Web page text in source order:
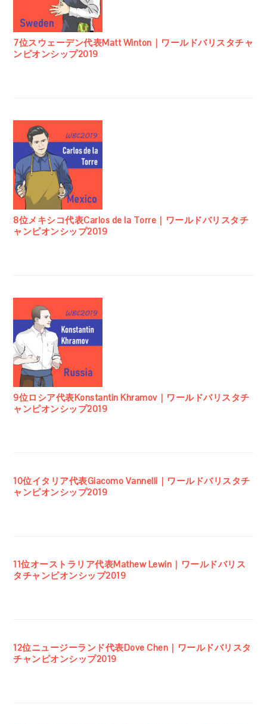
7位スウェーデン代表Matt Winton｜ワールドバリスタチャ
ンピオンシップ2019
8位メキシコ代表Carlos de la Torre｜ワールドバリスタチ
ャンピオンシップ2019
9位ロシア代表Konstantin Khramov｜ワールドバリスタチ
ャンピオンシップ2019
10位イタリア代表Giacomo Vannelli｜ワールドバリスタチ
ャンピオンシップ2019
11位オーストラリア代表Mathew Lewin｜ワールドバリス
タチャンピオンシップ2019
12位ニュージーランド代表Dove Chen｜ワールドバリスタ
チャンピオンシップ2019